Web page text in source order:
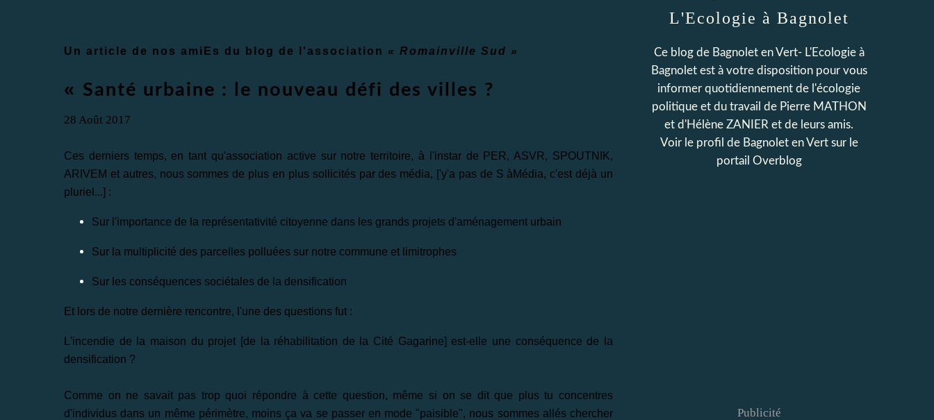
Un article de nos amiEs du blog de l'association « Romainville Sud »
« Santé urbaine : le nouveau défi des villes ?
28 Août 2017
Ces derniers temps, en tant qu'association active sur notre territoire, à l'instar de PER, ASVR, SPOUTNIK,
ARIVEM et autres, nous sommes de plus en plus sollicités par des média, ['y'a pas de S àMédia, c'est déjà un
pluriel...] :
Sur l'importance de la représentativité citoyenne dans les grands projets d'aménagement urbain
Sur la multiplicité des parcelles polluées sur notre commune et limitrophes
Sur les conséquences sociétales de la densification
Et lors de notre dernière rencontre, l'une des questions fut :
L'incendie de la maison du projet [de la réhabilitation de la Cité Gagarine] est-elle une conséquence de la
densification ?
Comme on ne savait pas trop quoi répondre à cette question, même si on se dit que plus tu concentres
d'individus dans un même périmètre, moins ça va se passer en mode "paisible", nous sommes allés chercher
L'Ecologie à Bagnolet
Ce blog de Bagnolet en Vert- L'Ecologie à
Bagnolet est à votre disposition pour vous
informer quotidiennement de l'écologie
politique et du travail de Pierre MATHON
et d'Hélène ZANIER et de leurs amis.
Voir le profil de Bagnolet en Vertsur le
portail Overblog
Publicité